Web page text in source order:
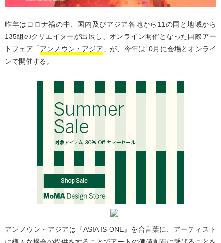
昨年はコロナ禍の中、国内及びアジア各地から11の国と地域から
135組のクリエイターが出展し、オンライン開催となった国際アー
トフェア「アンノウン・アジア 」が、今年は10月に会場とオンライ
ンで開催する。
アンノウン・アジアは『ASIA IS ONE』を合言葉に、アーティスト
に様々な機会の提供をすることでアートの価値創造に繋げることを